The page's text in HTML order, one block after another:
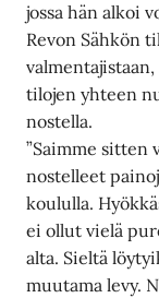
jossa hän alkoi
Revon Sähkön
tilojen yhteen
nostella.
”Saimme sitten
nostelleet
koululla.
ei ollut vielä
alta. Sieltä
muutama levy.